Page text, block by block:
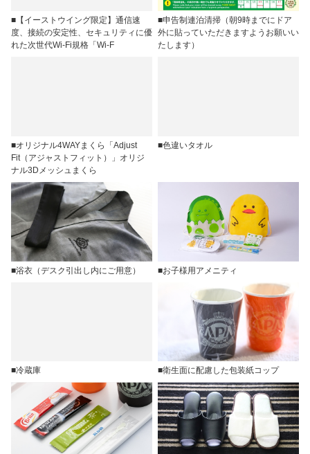
■【イーストウイング限定】通信速
度、接続の安定性、セキュリティに優
れた次世代Wi-Fi規格「Wi-F
■申告制連泊清掃（朝9時までにドア
外に貼っていただきますようお願いい
たします）
■オリジナル4WAYまくら「Adjust
Fit（アジャストフィット）」オリジ
ナル3Dメッシュまくら
■色違いタオル
■浴衣（デスク引出し内にご用意） ■お子様用アメニティ
■冷蔵庫 ■衛生面に配慮した包装紙コップ